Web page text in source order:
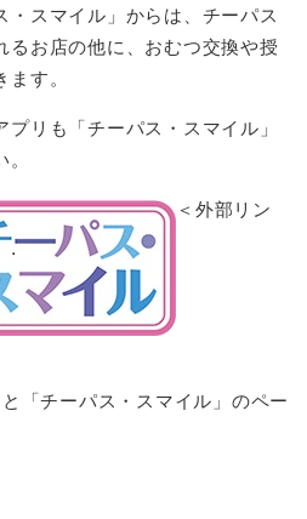
・スマイル」からは、チーパス
るお店の他に、おむつ交換や授
す。
リも「チーパス・スマイル」
＜外部リン
「チーパス・スマイル」のペー